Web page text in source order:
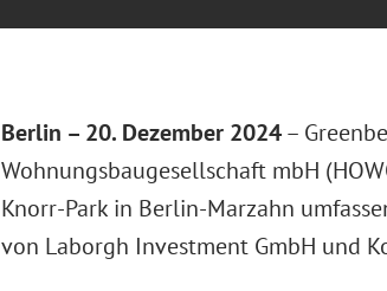
Berlin – 20. Dezember 2024–
Wohnungsbaugesellschaft mbH
Knorr-Park in Berlin-Marzahn
von Laborgh Investment GmbH und